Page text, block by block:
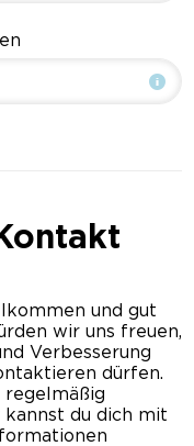
und gut
wir uns freuen,
Verbesserung
dürfen.
regelmäßig
kannst du dich mit